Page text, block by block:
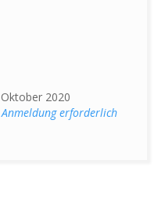
2020
erforderlich